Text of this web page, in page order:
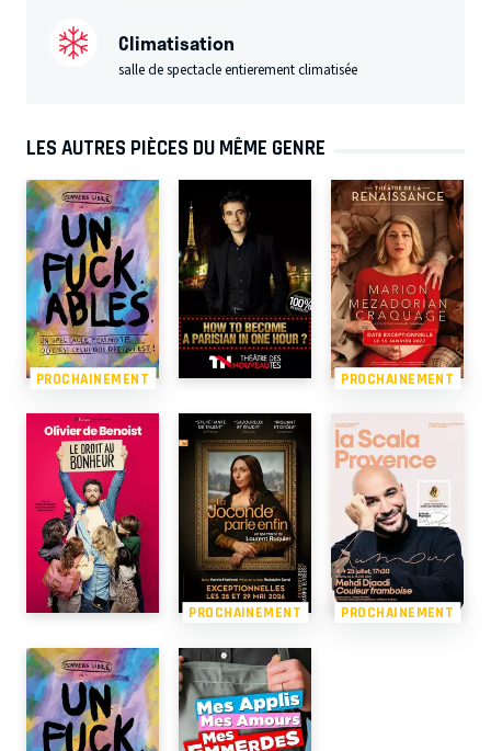
Climatisation
salle de spectacle entierement climatisée
LES AUTRES PIÈCES DU MÊME GENRE
PROCHAINEMENT PROCHAINEMENT
PROCHAINEMENT PROCHAINEMENT